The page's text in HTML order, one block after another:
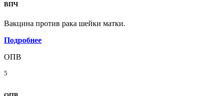
ВПЧ
Вакцина против рака шейки матки.
Подробнее
ОПВ
5